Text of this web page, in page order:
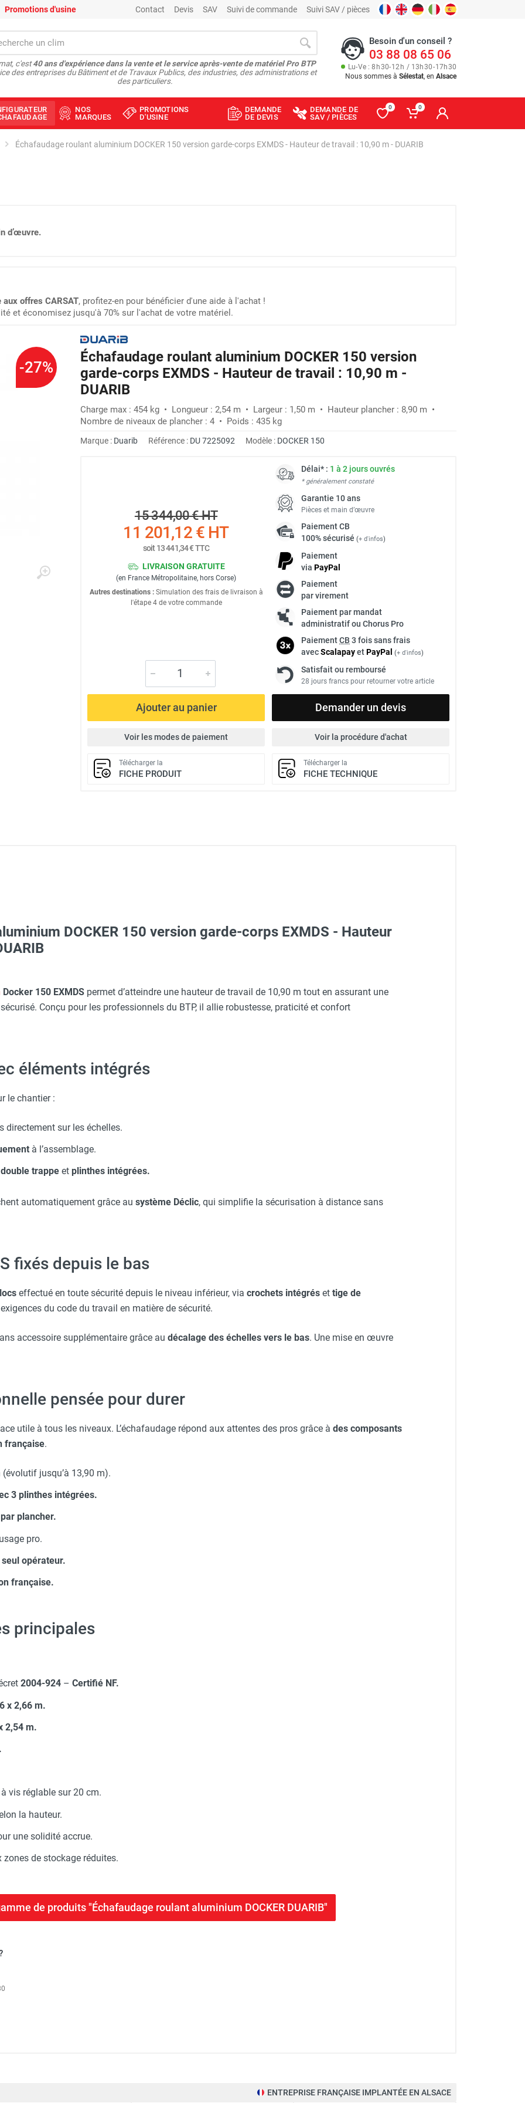
Promotions d'usine Contact Devis SAV Suivi de commande Suivi SAV / pièces
c'est40 ans d'expérience dans la vente et le service après-vente de matériel Pro BTP
des entreprises du Bâtiment et de Travaux Publics, des industries, des administrations et
des particuliers.
Besoin d'un conseil ?
03 88 08 65 06
Lu-Ve : 8h30-12h / 13h30-17h30
Nous sommes à Sélestat, en Alsace
NOS
MARQUES
PROMOTIONS
D'USINE
DEMANDE
DE DEVIS
DEMANDE DE
SAV / PIÈCES
0 0
Échafaudage roulant aluminium DOCKER 150 version garde-corps EXMDS - Hauteur de travail : 10,90 m - DUARIB
d’œuvre.
offres CARSAT, profitez-en pour bénéficier d'une aide à l'achat !
et économisez jusqu'à 70% sur l'achat de votre matériel.
-27%
Échafaudage roulant aluminium DOCKER 150 version
garde-corps EXMDS - Hauteur de travail : 10,90 m -
DUARIB
Charge max : 454 kg • Longueur : 2,54 m • Largeur : 1,50 m • Hauteur plancher : 8,90 m •
Nombre de niveaux de plancher : 4 • Poids : 435 kg
Marque : Duarib Référence : DU 7225092 Modèle : DOCKER 150
15 344,00 €HT
11 201,12 € HT
soit13 441,34 €TTC
LIVRAISON GRATUITE
(en France Métropolitaine, hors Corse)
Autres destinations :Simulation des frais de livraison à
l'étape 4 de votre commande
Délai* : 1 à 2 jours ouvrés
* généralement constaté
Garantie 10 ans
Pièces et main d’œuvre
PaiementCB
100% sécurisé (+ d'infos)
Paiement
via PayPal
Paiement
par virement
Paiement par mandat
administratif ou Chorus Pro
PaiementCB 3 fois sans frais
avecScalapayetPayPal (+ d'infos)
Satisfait ou remboursé
28 jours francs pour retourner votre article
Ajouter au panier Demander un devis
Voir les modes de paiement Voir la procédure d'achat
Télécharger la
FICHE PRODUIT
Télécharger la
FICHE TECHNIQUE
S - HUSQVARNADOCKER 150 version garde-corps EXMDS - Hauteur
Docker 150 EXMDS permet d’atteindre une hauteur de travail de 10,90 m tout en assurant une
Conçu pour les professionnels du BTP, il allie robustesse, praticité et confort
éléments intégrés
le chantier :
directement sur les échelles.
à l’assemblage.
double trappe et plinthes intégrées.
automatiquement grâce au système Déclic, qui simplifie la sécurisation à distance sans
fixés depuis le bas
effectué en toute sécurité depuis le niveau inférieur, via crochets intégrés et tige de
exigences du code du travail en matière de sécurité.
accessoire supplémentaire grâce au décalage des échelles vers le bas. Une mise en œuvre
pensée pour durer
utile à tous les niveaux. L’échafaudage répond aux attentes des pros grâce à des composants
française.
(évolutif jusqu’à 13,90 m).
3 plinthes intégrées.
plancher.
pro.
opérateur.
française.
principales
2004-924 – Certifié NF.
x 2,66 m.
2,54 m.
vis réglable sur 20 cm.
la hauteur.
une solidité accrue.
zones de stockage réduites.
de produits "Échafaudage roulant aluminium DOCKER DUARIB"
ENTREPRISE FRANÇAISE IMPLANTÉE EN ALSACE